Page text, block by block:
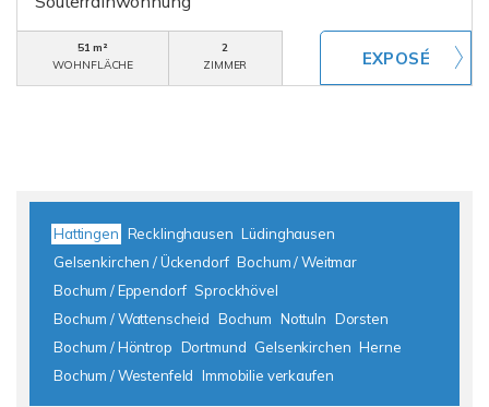
51 m²
WOHNFLÄCHE
2
ZIMMER
Hattingen Recklinghausen Lüdinghausen
Gelsenkirchen / Ückendorf Bochum / Weitmar
Bochum / Eppendorf Sprockhövel
Bochum / Wattenscheid Bochum Nottuln Dorsten
Bochum / Höntrop Dortmund Gelsenkirchen Herne
Bochum / Westenfeld Immobilie verkaufen